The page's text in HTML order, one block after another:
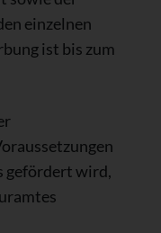
einzelnen
ist bis zum
gefördert wird,